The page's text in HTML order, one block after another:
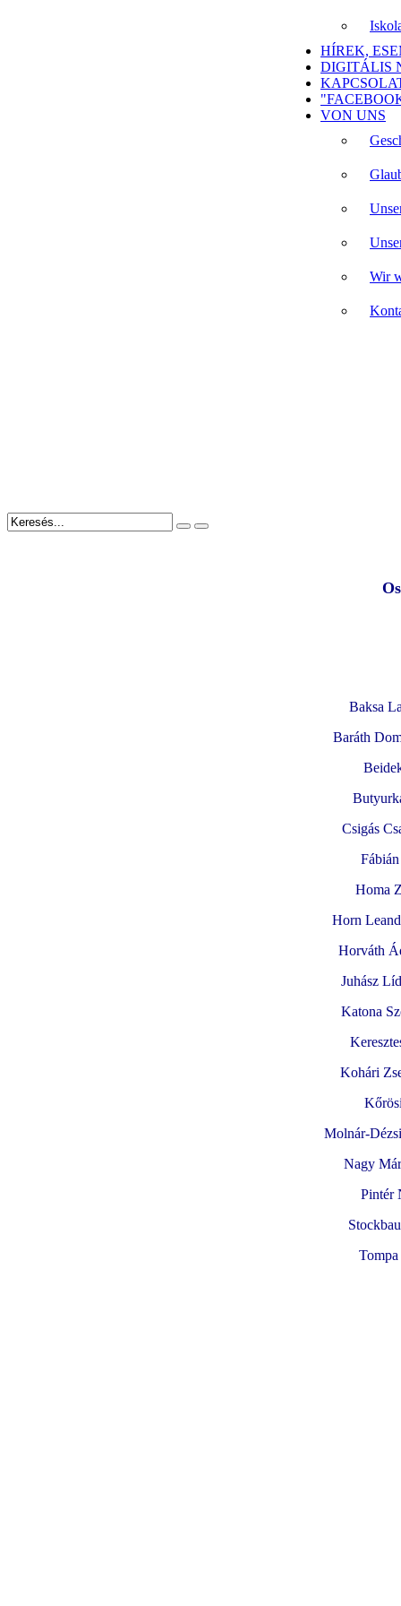
HÍREK,
DIGITÁLIS
VON UNS
Wir
Baksa
Baráth
Csigás
Homa
Horn
Horváth
Juhász
Katona
Kohári
Molnár-
Nagy
Pintér